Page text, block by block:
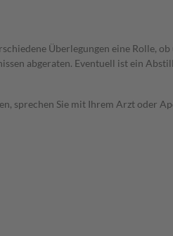
Überlegungen eine Rolle,
abgeraten. Eventuell ist ein
sprechen Sie mit Ihrem Arzt oder